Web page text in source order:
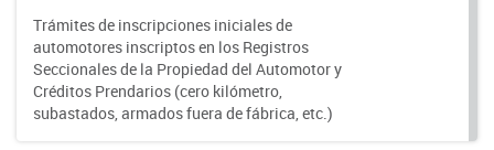
Trámites de inscripciones iniciales de
automotores inscriptos en los Registros
Seccionales de la Propiedad del Automotor y
Créditos Prendarios (cero kilómetro,
subastados, armados fuera de fábrica, etc.)